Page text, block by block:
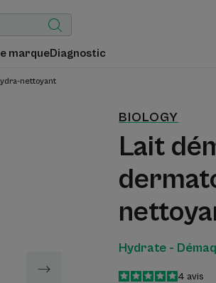
marqueDiagnostic
nettoyant
BIOLOGY
Lait
Hydrate -
5
/
5
4 avis